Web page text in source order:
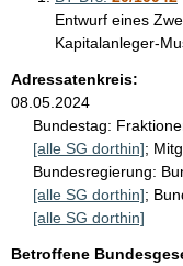
Entwurf eines
Kapitalanleger-
Adressatenkreis:
08.05.2024
Bundestag:
[alle SG dorthin];
Bundesregierung:
[alle SG dorthin];
[alle SG dorthin]
Betroffene